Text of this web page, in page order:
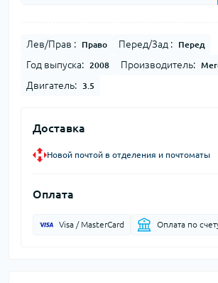
Лев/Прав : Право Перед/Зад : Перед
Год выпуска: 2008 Производитель:
Двигатель: 3.5
Доставка
Новой почтой в отделения и почтоматы
Оплата
Visa / MasterCard Оплата по